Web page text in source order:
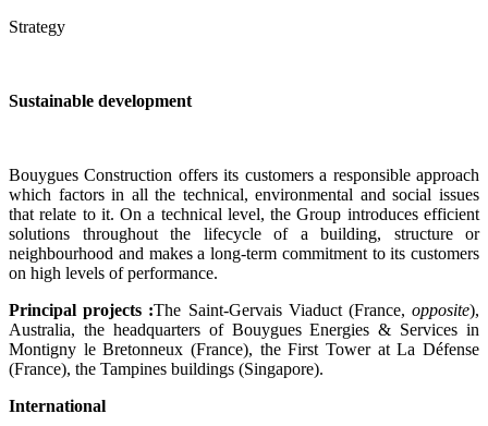
Strategy
Sustainable development
Bouygues Construction offers its customers a responsible approach
which factors in all the technical, environmental and social issues
that relate to it. On a technical level, the Group introduces efficient
solutions throughout the lifecycle of a building, structure or
neighbourhood and makes a long-term commitment to its customers
on high levels of performance.
Principal projects :The Saint-Gervais Viaduct (France,opposite),
Australia, the headquarters of Bouygues Energies & Services in
Montigny le Bretonneux (France), the First Tower at La Défense
(France), the Tampines buildings (Singapore).
International